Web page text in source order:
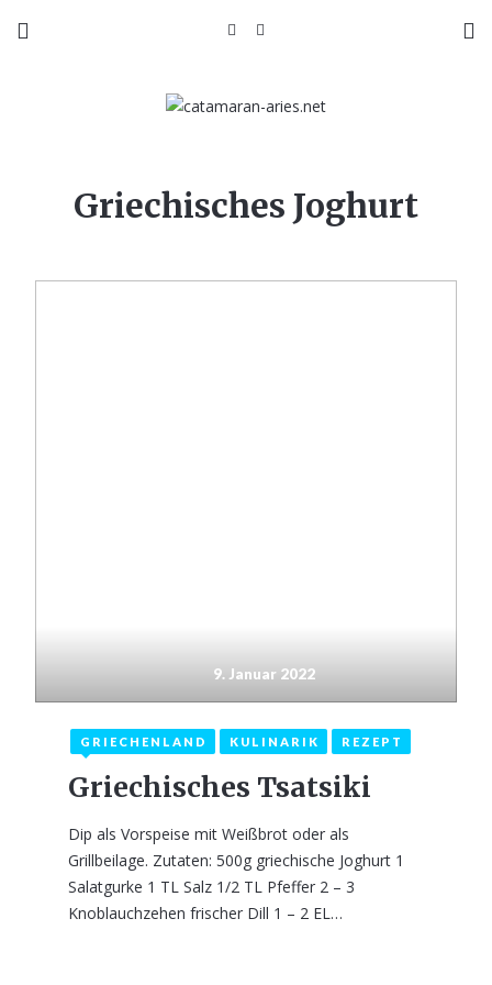
Griechisches Joghurt
9. Januar 2022
GRIECHENLAND KULINARIK REZEPT
Griechisches Tsatsiki
Dip als Vorspeise mit Weißbrot oder als
Grillbeilage. Zutaten: 500g griechische Joghurt 1
Salatgurke 1 TL Salz 1/2 TL Pfeffer 2 – 3
Knoblauchzehen frischer Dill 1 – 2 EL…